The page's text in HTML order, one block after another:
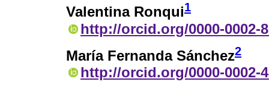
Valentina Ronqui1
http://orcid.org/0000-0002-
María Fernanda Sánchez2
http://orcid.org/0000-0002-